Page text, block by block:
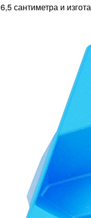
6,5 сантиметра и